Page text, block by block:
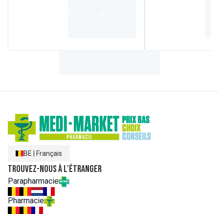
BE Français
Trouvez-nous à l'étranger
Parapharmacie
Pharmacie